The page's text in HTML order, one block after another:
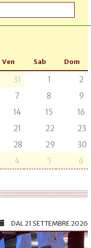
Ven Sab Dom
31 1
2
7 8
9
14 15
16
21 22
23
28 29
30
4 5 6
DAL21 SETTEMBRE 2026